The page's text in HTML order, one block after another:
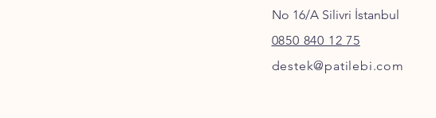
No 16/A Silivri İstanbul
0850 840 12 75
destek@patilebi.com